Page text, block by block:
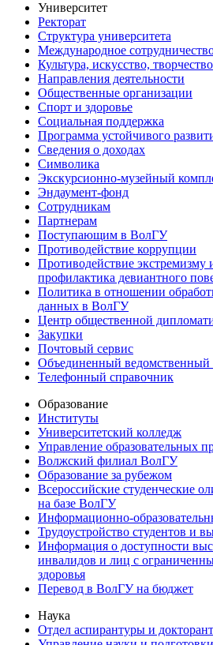
Университет
Ректорат
Структура университета
Международное
Культура, искусство, творчество
Направления деятельности
Общественные организации
Спорт и здоровье
Социальная поддержка
Программа устойчивого
Сведения о доходах
Символика
Экскурсионно-музейный
Эндаумент-фонд
Сотрудникам
Партнерам
Поступающим в ВолГУ
Противодействие коррупции
Противодействие экстремизму
профилактика девиантного
Политика в отношении
данных в ВолГУ
Центр общественной
Закупки
Почтовый сервис
Объединенный ведомственный
Телефонный справочник
Образование
Институты
Университетский колледж
Управление образовательных
Волжский филиал ВолГУ
Образование за рубежом
Всероссийские студенческие
на базе ВолГУ
Информационно-
Трудоустройство студентов и
Информация о доступности
инвалидов и лиц с
здоровья
Перевод в ВолГУ на бюджет
Наука
Отдел аспирантуры и